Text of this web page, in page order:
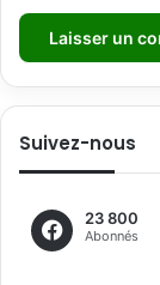
Suivez-nous
23 800
Abonnés